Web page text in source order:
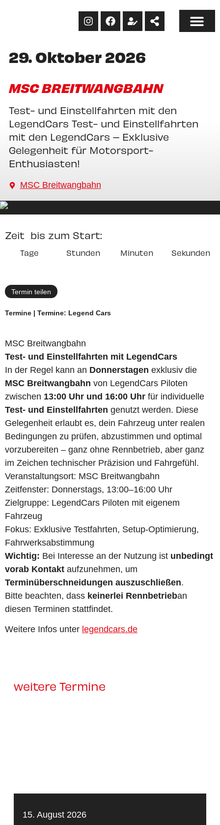
29. Oktober 2026
MSC BREITWANGBAHN
Test- und Einstellfahrten mit den
LegendCars Test- und Einstellfahrten
mit den LegendCars – Exklusive
Gelegenheit für Motorsport-
Enthusiasten!
MSC Breitwangbahn
Zeit bis zum Start:
Tage Stunden Minuten Sekunden
Termine | Termine: Legend Cars
Termin teilen
MSC Breitwangbahn
Test- und Einstellfahrten mit LegendCars
In der Regel kann an Donnerstagen exklusiv die
MSC Breitwangbahn von LegendCars Piloten
zwischen 13:00 Uhr und 16:00 Uhr für individuelle
Test- und Einstellfahrten genutzt werden. Diese
Gelegenheit erlaubt es, dein Fahrzeug unter realen
Bedingungen zu prüfen, abzustimmen und optimal
vorzubereiten – ganz ohne Rennbetrieb, aber ganz
im Zeichen technischer Präzision und Fahrgefühl.
Veranstaltungsort: MSC Breitwangbahn
Zeitfenster: Donnerstags, 13:00–16:00 Uhr
Zielgruppe: LegendCars Piloten mit eigenem
Fahrzeug
Fokus: Exklusive Testfahrten, Setup-Optimierung,
Fahrwerksabstimmung
Wichtig: Bei Interesse an der Nutzung ist unbedingt
vorab Kontakt aufzunehmen, um
Terminüberschneidungen auszuschließen.
Bitte beachten, dass keinerlei Rennbetrieban
diesen Terminen stattfindet.
Weitere Infos unter legendcars.de
weitere Termine
15. August 2026